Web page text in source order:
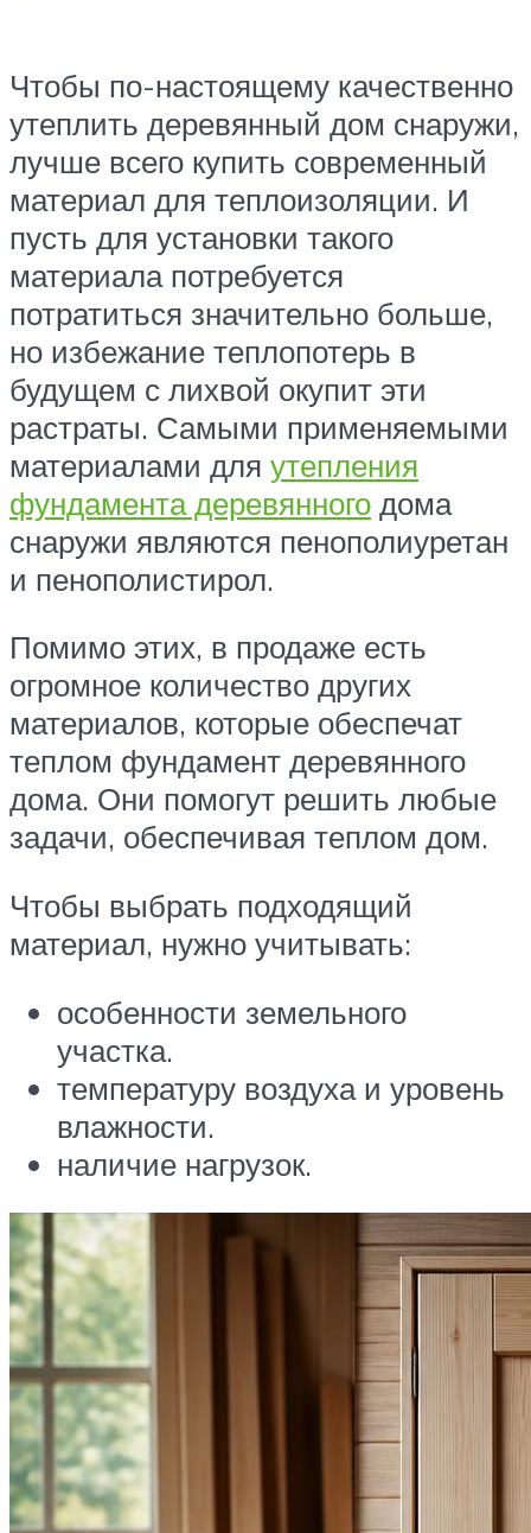
Чтобы по-настоящему качественно
утеплить деревянный дом снаружи,
лучше всего купить современный
материал для теплоизоляции. И
пусть для установки такого
материала потребуется
потратиться значительно больше,
но избежание теплопотерь в
будущем с лихвой окупит эти
растраты. Самыми применяемыми
материалами для утепления
фундамента деревянного дома
снаружи являются пенополиуретан
и пенополистирол.
Помимо этих, в продаже есть
огромное количество других
материалов, которые обеспечат
теплом фундамент деревянного
дома. Они помогут решить любые
задачи, обеспечивая теплом дом.
Чтобы выбрать подходящий
материал, нужно учитывать:
особенности земельного
участка.
температуру воздуха и уровень
влажности.
наличие нагрузок.